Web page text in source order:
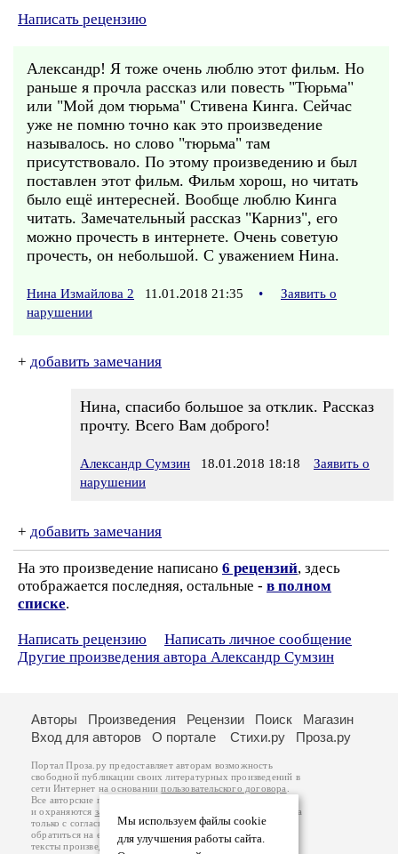
Написать рецензию
Александр! Я тоже очень люблю этот фильм. Но
раньше я прочла рассказ или повесть "Тюрьма"
или "Мой дом тюрьма" Стивена Кинга. Сейчас
уже не помню точно как это произведение
называлось. но слово "тюрьма" там
присутствовало. По этому произведению и был
поставлен этот фильм. Фильм хорош, но читать
было ещё интересней. Вообще люблю Кинга
читать. Замечательный рассказ "Карниз", его
можно прочесть в интернете. Очень советую
прочесть, он небольшой. С уважением Нина.
Нина Измайлова 2 11.01.2018 21:35 •
Заявить о
нарушении
+ добавить замечания
Нина, спасибо большое за отклик. Рассказ
прочту. Всего Вам доброго!
Александр Сумзин 18.01.2018 18:18
Заявить о
нарушении
+ добавить замечания
На это произведение написано 6 рецензий, здесь
отображается последняя, остальные - в полном
списке.
Написать рецензию
Написать личное сообщение
Другие произведения автора Александр Сумзин
Мы используем файлы cookie
для улучшения работы сайта.
Авторы Произведения Рецензии Поиск
Магазин
Вход для авторов
О портале Стихи.ру Проза.ру
Портал Проза.ру предоставляет авторам возможность
свободной публикации своих литературных произведений в
сети Интернет на основаниипользовательского договора
Все авторские права на произведения принадлежат авторам
и охраняются законом
. Перепечатка произведений возможна
только с согласия его автора, к которому вы можете
обратиться на его авторской странице. Ответственность за
тексты произведений авторы несут самостоятельно на